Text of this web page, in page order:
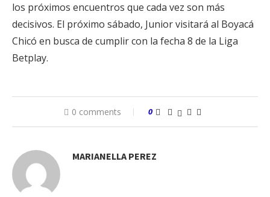
los próximos encuentros que cada vez son más
decisivos. El próximo sábado, Junior visitará al Boyacá
Chicó en busca de cumplir con la fecha 8 de la Liga
Betplay.
0 comments 0
MARIANELLA PEREZ